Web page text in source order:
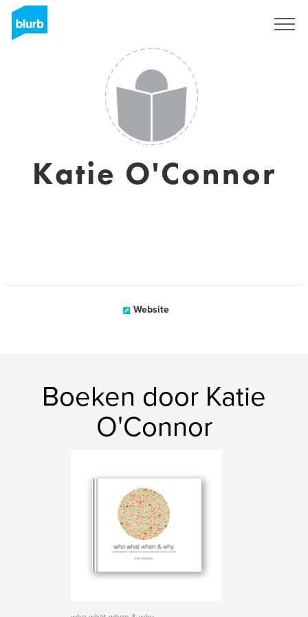
Katie O'Connor
Website
Boeken door Katie
O'Connor